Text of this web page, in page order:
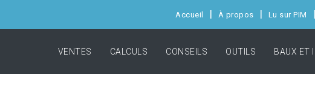
Accueil À propos Lu sur PIM
VENTES CALCULS CONSEILS OUTILS BAUX ET